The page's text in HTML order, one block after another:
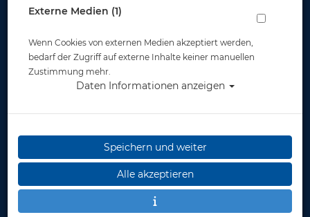
* inkl. MwSt.zzgl. Versandkosten
Externe Medien (1)
Wenn Cookies von externen Medien akzeptiert werden,
bedarf der Zugriff auf externe Inhalte keiner manuellen
Zustimmung mehr.
Daten Informationen anzeigen
Speichern und weiter
Alle akzeptieren